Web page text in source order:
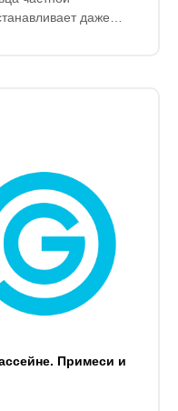
даже
Примеси и